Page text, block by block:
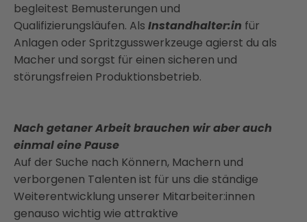
begleitest Bemusterungen und
Qualifizierungsläufen. Als Instandhalter:in für
Anlagen oder Spritzgusswerkzeuge agierst du als
Macher und sorgst für einen sicheren und
störungsfreien Produktionsbetrieb.
Nach getaner Arbeit brauchen wir aber auch
einmal eine Pause
Auf der Suche nach Könnern, Machern und
verborgenen Talenten ist für uns die ständige
Weiterentwicklung unserer Mitarbeiter:innen
genauso wichtig wie attraktive